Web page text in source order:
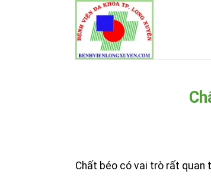
Chất béo có vai trò rất quan